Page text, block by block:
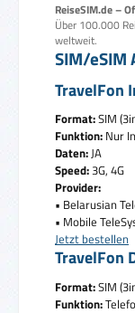
ReiseSIM.de –
Über 100.000
weltweit.
SIM/eSIM
TravelFon
Format:SIM
Funktion: Nur
Daten:JA
Speed:3G, 4G
Provider:
• Belarusian
• Mobile
Jetzt bestellen
TravelFon
Format:SIM
Funktion: